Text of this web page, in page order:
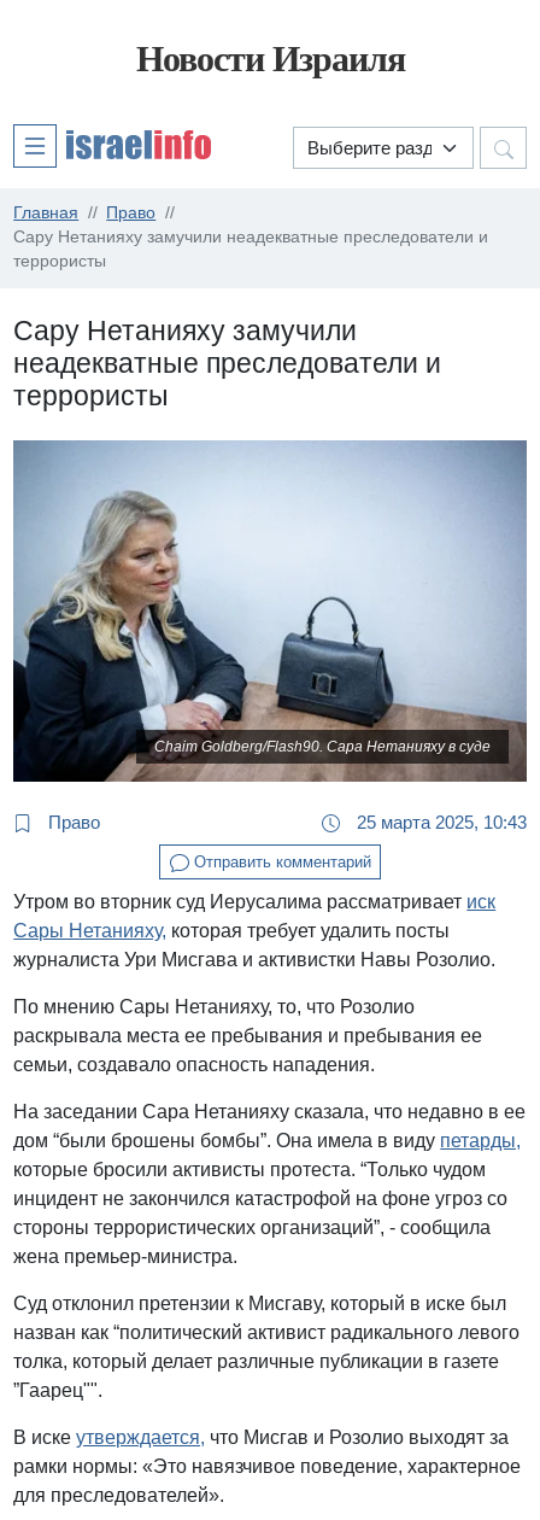
Новости Израиля
Главная
Право
Сару Нетанияху замучили неадекватные преследователи и
террористы
Сару Нетанияху замучили
неадекватные преследователи и
террористы
Chaim Goldberg/Flash90. Сара Нетанияху в суде
Право 25 марта 2025, 10:43
Отправить комментарий
Утром во вторник суд Иерусалима рассматривает иск
Сары Нетанияху, которая требует удалить посты
журналиста Ури Мисгава и активистки Навы Розолио.
По мнению Сары Нетанияху, то, что Розолио
раскрывала места ее пребывания и пребывания ее
семьи, создавало опасность нападения.
На заседании Сара Нетанияху сказала, что недавно в ее
дом “были брошены бомбы”. Она имела в виду петарды,
которые бросили активисты протеста. “Только чудом
инцидент не закончился катастрофой на фоне угроз со
стороны террористических организаций”, - сообщила
жена премьер-министра.
Суд отклонил претензии к Мисгаву, который в иске был
назван как “политический активист радикального левого
толка, который делает различные публикации в газете
”Гаарец"".
В искеутверждается, что Мисгав и Розолио выходят за
рамки нормы: «Это навязчивое поведение, характерное
для преследователей».